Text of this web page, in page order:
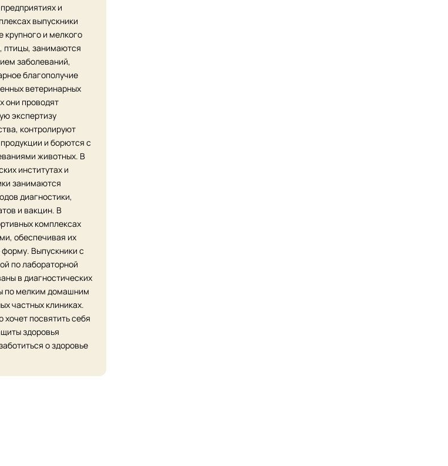
и
выпускники
крупного и мелкого
птицы, занимаются
заболеваний,
благополучие
ветеринарных
они проводят
экспертизу
контролируют
и борются с
животных. В
институтах и
занимаются
диагностики,
и вакцин. В
комплексах
обеспечивая их
Выпускники с
по лабораторной
в диагностических
по мелким домашним
частных клиниках.
хочет посвятить себя
здоровья
о здоровье